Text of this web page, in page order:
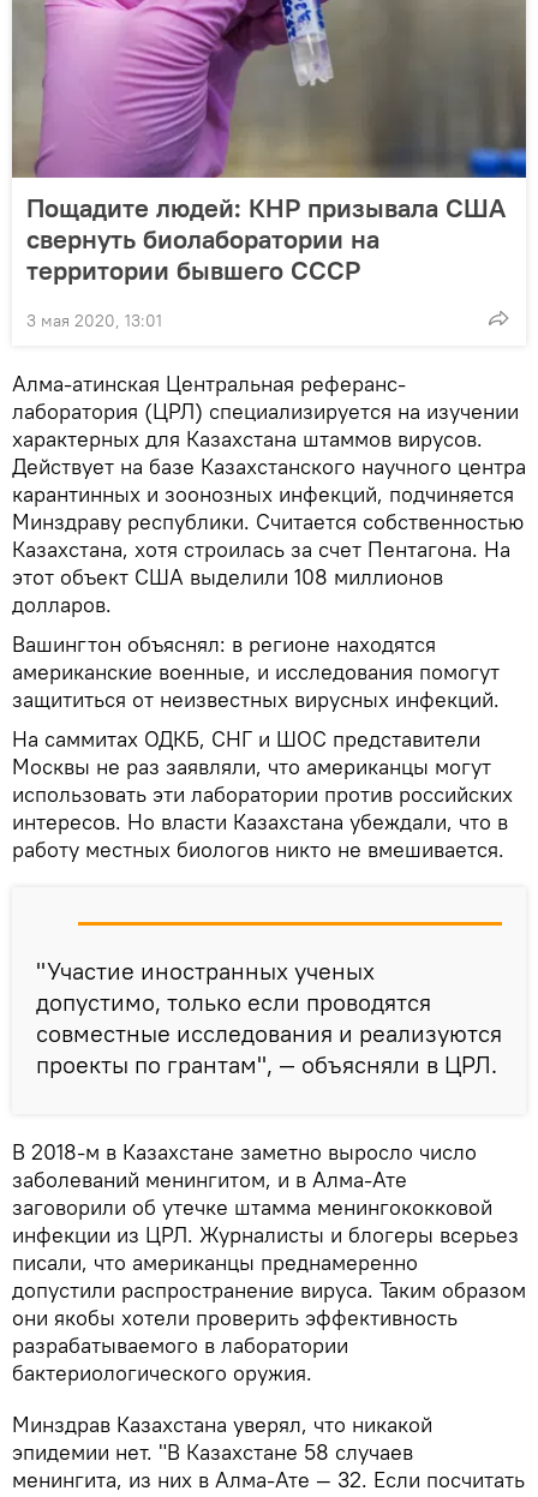
Пощадите людей: КНР призывала США
свернуть биолаборатории на
территории бывшего СССР
3 мая 2020, 13:01
Алма-атинская Центральная реферанс-
лаборатория (ЦРЛ) специализируется на изучении
характерных для Казахстана штаммов вирусов.
Действует на базе Казахстанского научного центра
карантинных и зоонозных инфекций, подчиняется
Минздраву республики. Считается собственностью
Казахстана, хотя строилась за счет Пентагона. На
этот объект США выделили 108 миллионов
долларов.
Вашингтон объяснял: в регионе находятся
американские военные, и исследования помогут
защититься от неизвестных вирусных инфекций.
На саммитах ОДКБ, СНГ и ШОС представители
Москвы не раз заявляли, что американцы могут
использовать эти лаборатории против российских
интересов. Но власти Казахстана убеждали, что в
работу местных биологов никто не вмешивается.
"Участие иностранных ученых
допустимо, только если проводятся
совместные исследования и реализуются
проекты по грантам", — объясняли в ЦРЛ.
В 2018-м в Казахстане заметно выросло число
заболеваний менингитом, и в Алма-Ате
заговорили об утечке штамма менингококковой
инфекции из ЦРЛ. Журналисты и блогеры всерьез
писали, что американцы преднамеренно
допустили распространение вируса. Таким образом
они якобы хотели проверить эффективность
разрабатываемого в лаборатории
бактериологического оружия.
Минздрав Казахстана уверял, что никакой
эпидемии нет. "В Казахстане 58 случаев
менингита, из них в Алма-Ате — 32. Если посчитать